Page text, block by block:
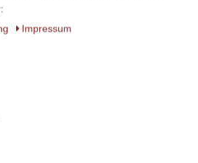
der Abzug für die entfallende
hier im Treppenartikel.
wie:
Impressum